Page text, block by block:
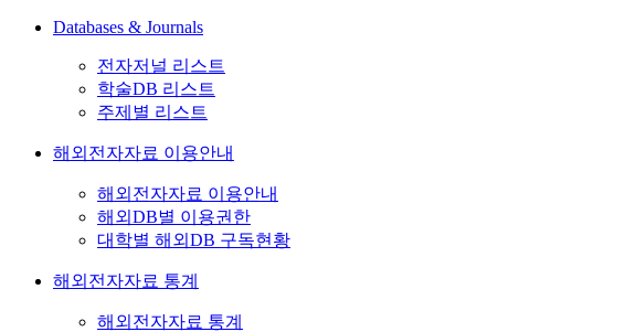
Databases & Journals
전자저널 리스트
학술DB 리스트
주제별 리스트
해외전자자료 이용안내
해외전자자료 이용안내
해외DB별 이용권한
대학별 해외DB 구독현황
해외전자자료 통계
해외전자자료 통계